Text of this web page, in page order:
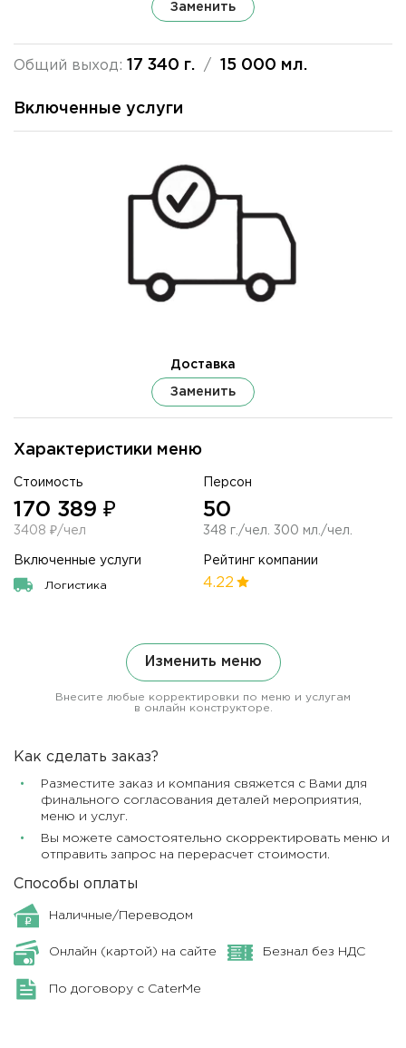
Характеристики меню
Стоимость
170 389 ₽
3408 ₽/чел
Персон
50
348 г./чел. 300 мл./чел.
Включенные услуги
Логистика
Рейтинг компании
4.22
Заменить
Общий выход: 17 340 г. / 15 000 мл.
Изменить меню
Внесите любые корректировки по меню и услугам
в онлайн конструкторе.
Включенные услуги
Доставка
Заменить
Как сделать заказ?
Разместите заказ и компания свяжется с Вами для
финального согласования деталей мероприятия,
меню и услуг.
Вы можете самостоятельно скорректировать меню и
отправить запрос на перерасчет стоимости.
Способы оплаты
Наличные/Переводом
Онлайн (картой) на сайте Безнал без НДС
По договору с CaterMe